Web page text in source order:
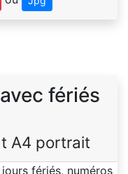
fériés
A4 portrait